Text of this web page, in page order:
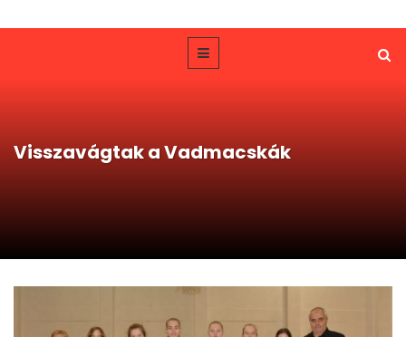
Visszavágtak a Vadmacskák